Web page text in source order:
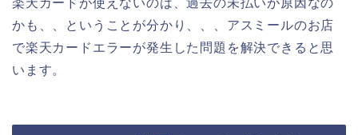
かも、、ということが分かり、、、アスミールのお店
で楽天カードエラーが発生した問題を解決できると思
います。